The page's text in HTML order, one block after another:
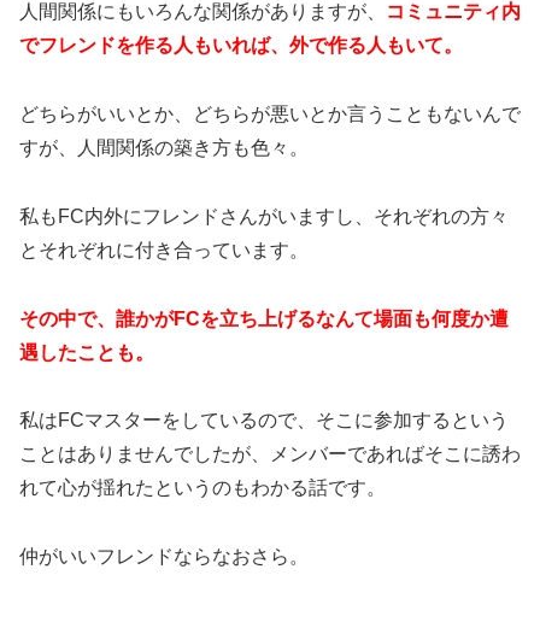
人間関係にもいろんな関係がありますが、
コミュニティ内
でフレンドを作る人もいれば、外で作る人もいて。
どちらがいいとか、どちらが悪いとか言うこともないんで
すが、人間関係の築き方も色々。
私もFC内外にフレンドさんがいますし、それぞれの方々
とそれぞれに付き合っています。
その中で、誰かがFCを立ち上げるなんて場面も何度か遭
遇したことも。
私はFCマスターをしているので、そこに参加するという
ことはありませんでしたが、メンバーであればそこに誘わ
れて心が揺れたというのもわかる話です。
仲がいいフレンドならなおさら。